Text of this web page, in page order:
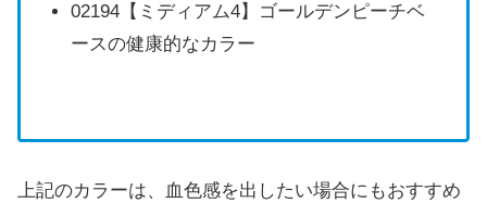
02194【ミディアム4】ゴールデンピーチベ
ースの健康的なカラー
上記のカラーは、血色感を出したい場合にもおすすめ